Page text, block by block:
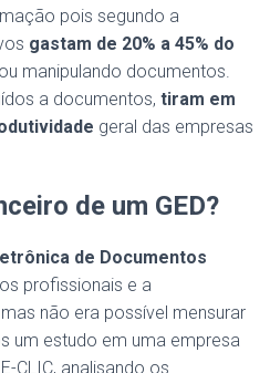
pois segundo a
gastam de 20% a 45% do
manipulando documentos.
a documentos, tiram em
geral das empresas
de um GED?
de Documentos
profissionais e a
não era possível mensurar
um estudo em uma empresa
CLIC, analisando os